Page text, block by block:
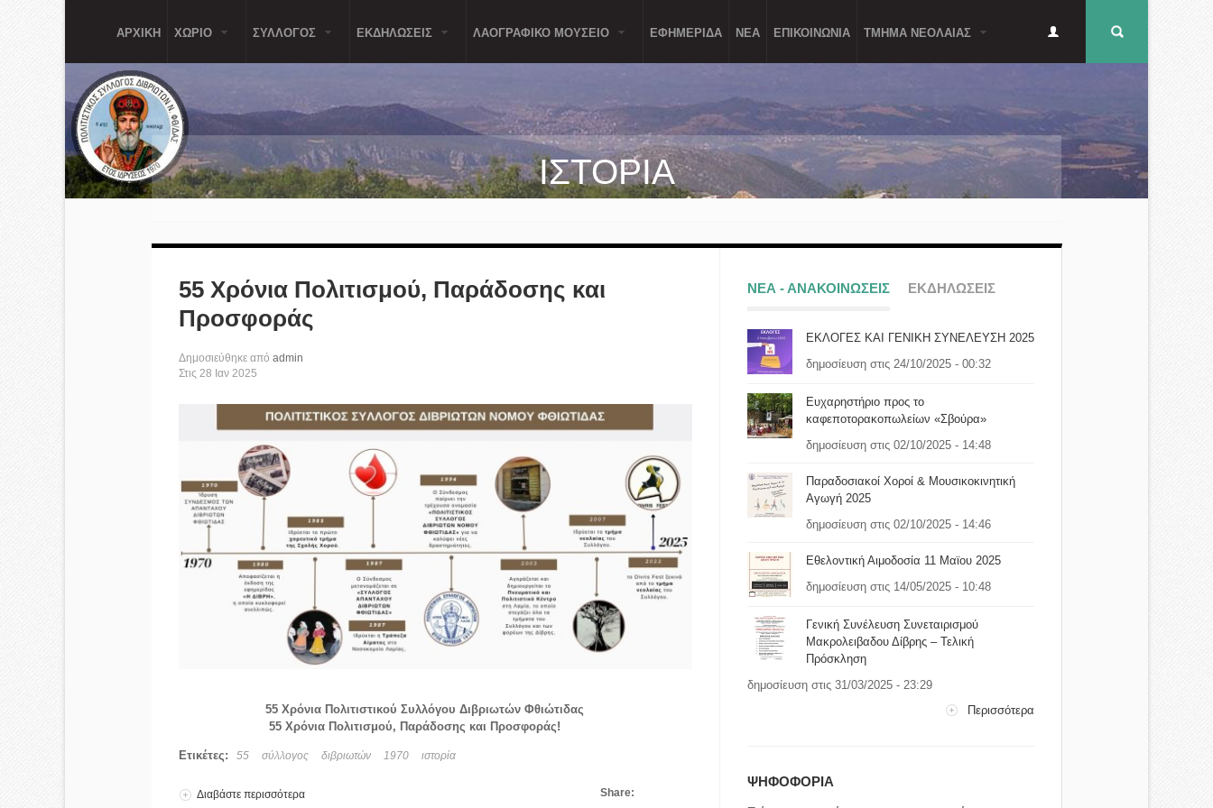
ΑΡΧΙΚΗ ΧΩΡΙΟ ΣΥΛΛΟΓΟΣ ΕΚΔΗΛΩΣΕΙΣ ΛΑΟΓΡΑΦΙΚΟ ΜΟΥΣΕΙΟ ΕΦΗΜΕΡΙΔΑ ΝΕΑ ΕΠΙΚΟΙΝΩΝΙΑ ΤΜΗΜΑ ΝΕΟΛΑΙΑΣ
αναζήτησης
μενού
ΙΣΤΟΡΙΑ
55 Χρόνια Πολιτισμού, Παράδοσης και
Προσφοράς
Δημοσιεύθηκε από admin
Στις 28 Ιαν 2025
55 Χρόνια Πολιτιστικού Συλλόγου Διβριωτών Φθιώτιδας
55 Χρόνια Πολιτισμού, Παράδοσης και Προσφοράς!
Ετικέτες: 55 σύλλογος διβριωτών 1970 ιστορία
Share:
Διαβάστε περισσότερα
ΝΕΑ - ΑΝΑΚΟΙΝΩΣΕΙΣ ΕΚΔΗΛΩΣΕΙΣ
ΕΚΛΟΓΕΣ ΚΑΙ ΓΕΝΙΚΗ ΣΥΝΕΛΕΥΣΗ 2025
δημοσίευση στις 24/10/2025 - 00:32
Ευχαρηστήριο προς το
καφεποτορακοπωλείων «Σβούρα»
δημοσίευση στις 02/10/2025 - 14:48
Παραδοσιακοί Χοροί & Μουσικοκινητική
Αγωγή 2025
δημοσίευση στις 02/10/2025 - 14:46
Εθελοντική Αιμοδοσία 11 Μαϊου 2025
δημοσίευση στις 14/05/2025 - 10:48
Γενική Συνέλευση Συνεταιρισμού
Μακρολειβαδου Δίβρης – Τελική
Πρόσκληση
δημοσίευση στις 31/03/2025 - 23:29
Περισσότερα
ΨΗΦΟΦΟΡΙΑ